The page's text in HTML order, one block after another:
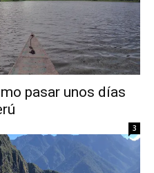
pasar unos días
3